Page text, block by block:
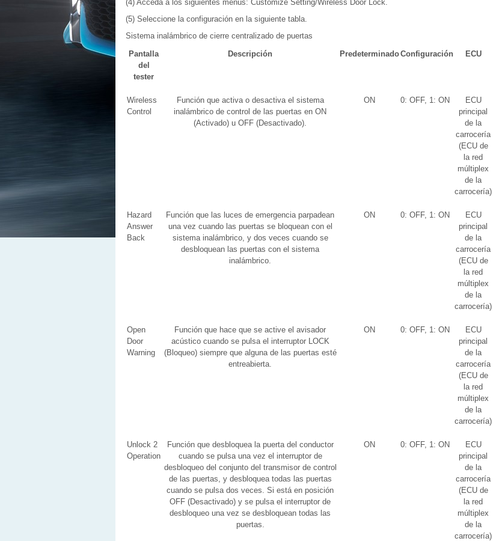
(4) Acceda a los siguientes menús: Customize Setting/Wireless Door Lock.
(5) Seleccione la configuración en la siguiente tabla.
Sistema inalámbrico de cierre centralizado de puertas
Pantalla
del
tester
Descripción PredeterminadoConfiguración ECU
Wireless
Control
Función que activa o desactiva el sistema
inalámbrico de control de las puertas en ON
(Activado) u OFF (Desactivado).
ON 0: OFF, 1: ON
ECU
principal
de la
carrocería
(ECU de
la red
múltiplex
de la
carrocería)
Hazard
Answer
Back
Función que las luces de emergencia parpadean
una vez cuando las puertas se bloquean con el
sistema inalámbrico, y dos veces cuando se
desbloquean las puertas con el sistema
inalámbrico.
ON 0: OFF, 1: ON
ECU
principal
de la
carrocería
(ECU de
la red
múltiplex
de la
carrocería)
Open
Door
Warning
Función que hace que se active el avisador
acústico cuando se pulsa el interruptor LOCK
(Bloqueo) siempre que alguna de las puertas esté
entreabierta.
ON 0: OFF, 1: ON
ECU
principal
de la
carrocería
(ECU de
la red
múltiplex
de la
carrocería)
Unlock 2
Operation
Función que desbloquea la puerta del conductor
cuando se pulsa una vez el interruptor de
desbloqueo del conjunto del transmisor de control
de las puertas, y desbloquea todas las puertas
cuando se pulsa dos veces. Si está en posición
OFF (Desactivado) y se pulsa el interruptor de
desbloqueo una vez se desbloquean todas las
puertas.
ON 0: OFF, 1: ON
ECU
principal
de la
carrocería
(ECU de
la red
múltiplex
de la
carrocería)